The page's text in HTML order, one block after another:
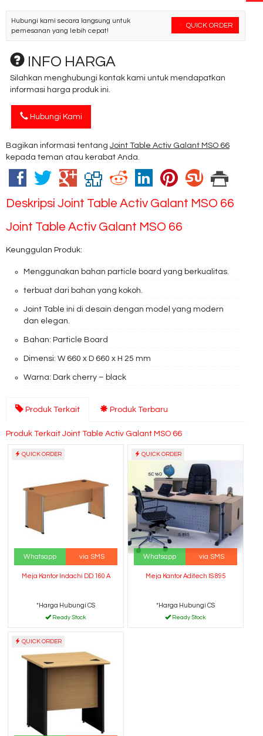
QUICK ORDER
Hubungi kami secara langsung untuk
pemesanan yang lebih cepat!
INFO HARGA
Silahkan menghubungi kontak kami untuk mendapatkan
informasi harga produk ini.
Hubungi Kami
Bagikan informasi tentang Joint Table Activ Galant MSO 66
kepada teman atau kerabat Anda.
Deskripsi Joint Table Activ Galant MSO 66
Joint Table Activ Galant MSO 66
Keunggulan Produk:
Menggunakan bahan particle board yang berkualitas.
terbuat dari bahan yang kokoh.
Joint Table ini di desain dengan model yang modern
dan elegan.
Bahan: Particle Board
Dimensi: W 660 x D 660 x H 25 mm
Warna: Dark cherry – black
Produk Terkait Produk Terbaru
Produk Terkait Joint Table Activ Galant MSO 66
QUICK ORDER
Whatsapp via SMS
Meja Kantor Indachi DD 160 A
*Harga Hubungi CS
Ready Stock
QUICK ORDER
Whatsapp via SMS
Meja Kantor Aditech IS 895
*Harga Hubungi CS
Ready Stock
QUICK ORDER